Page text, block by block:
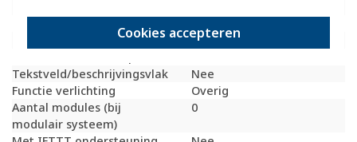
Cookies accepteren
Schakelmateriaalhoogte
76 Millimeter (mm)
Tekstveld/beschrijvingsvlak
Nee
Functie verlichting
Overig
Aantal modules (bij
modulair systeem)
0